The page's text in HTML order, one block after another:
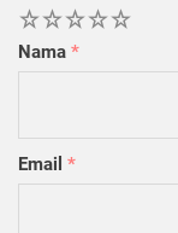
5
4
3
2
Nama *
Email *